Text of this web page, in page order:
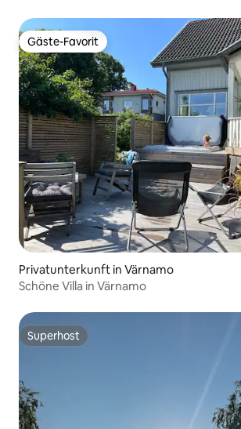
Gäste-Favorit
Gäste-Favorit
Privatunterkunft in Värnamo
Schöne Villa in Värnamo
Superhost
Superhost